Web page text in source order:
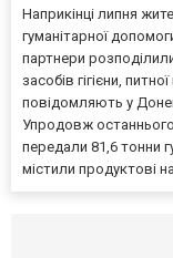
Наприкінці липня
гуманітарної
партнери
засобів гігієни,
повідомляють у
Упродовж
передали 81,6 тонни
містили продуктові